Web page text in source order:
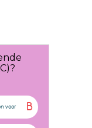
B
voor